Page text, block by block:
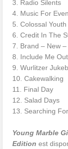
3. Radio Silents
4. Music For
5. Colossal Youth
6. Credit In The
7. Brand – New –
8. Include Me Out
9. Wurlitzer
10. Cakewalking
11. Final Day
12. Salad Days
13. Searching
Young Marble
Edition est